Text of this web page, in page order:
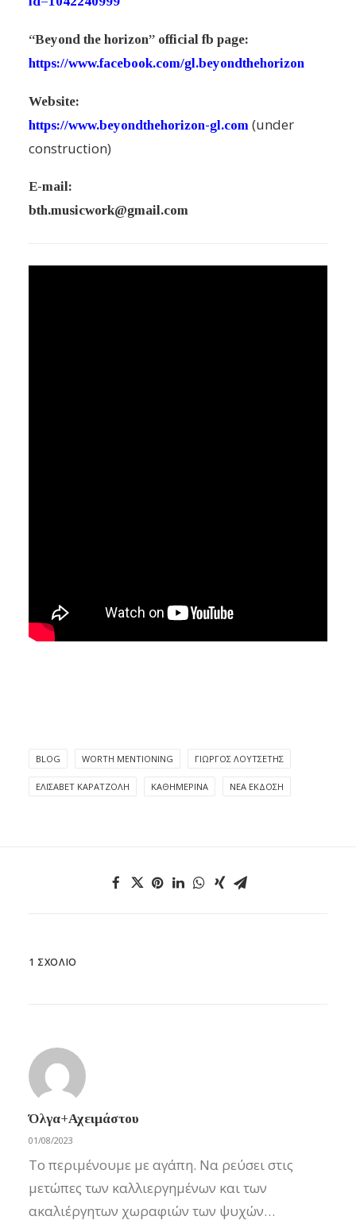
“Beyond the horizon” official fb page:
https://www.facebook.com/gl.beyondthehorizon
Website:
https://www.beyondthehorizon-gl.com (under
construction)
E-mail:
bth.musicwork@gmail.com
BLOG WORTH MENTIONING ΓΙΏΡΓΟΣ ΛΟΥΤΣΈΤΗΣ
ΕΛΙΣΆΒΕΤ ΚΑΡΑΤΖΌΛΗ ΚΑΘΗΜΕΡΙΝΆ ΝΈΑ ΈΚΔΟΣΗ
1 ΣΧΌΛΙΟ
Όλγα+Αχειμάστου
01/08/2023
Το περιμένουμε με αγάπη. Να ρεύσει στις
μετώπες των καλλιεργημένων και των
ακαλιέργητων χωραφιών των ψυχών…